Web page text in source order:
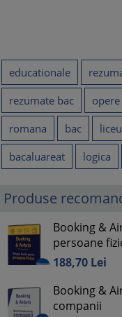
educationale
rezumate bac
romana
bac liceu
bacaluareat
logica
Produse
Booking &
persoane
188,70 Lei
Booking &
companii